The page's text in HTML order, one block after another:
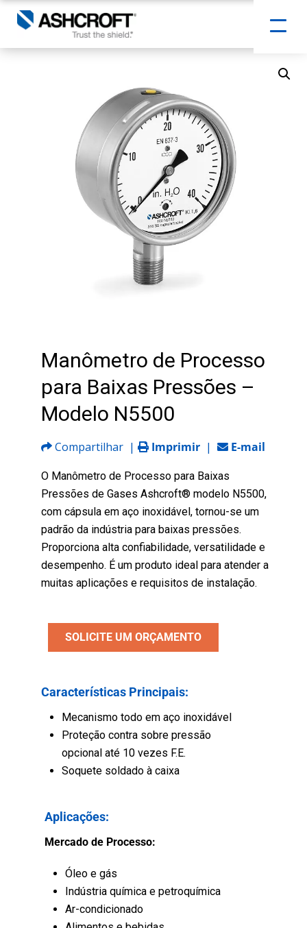
Manômetro de Processo
para Baixas Pressões –
Modelo N5500
Compartilhar | Imprimir | E-mail
O Manômetro de Processo para Baixas
Pressões de Gases Ashcroft® modelo N5500,
com cápsula em aço inoxidável, tornou-se um
padrão da indústria para baixas pressões.
Proporciona alta confiabilidade, versatilidade e
desempenho. É um produto ideal para atender a
muitas aplicações e requisitos de instalação.
SOLICITE UM ORÇAMENTO
Características Principais:
Mecanismo todo em aço inoxidável
Proteção contra sobre pressão
opcional até 10 vezes F.E.
Soquete soldado à caixa
Aplicações:
Mercado de Processo:
Óleo e gás
Indústria química e petroquímica
Ar-condicionado